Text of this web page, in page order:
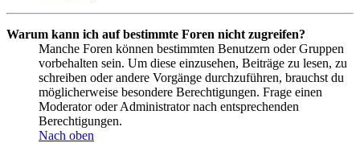
Warum kann ich auf bestimmte Foren nicht zugreifen?
Manche Foren können bestimmten Benutzern oder Gruppen
vorbehalten sein. Um diese einzusehen, Beiträge zu lesen, zu
schreiben oder andere Vorgänge durchzuführen, brauchst du
möglicherweise besondere Berechtigungen. Frage einen
Moderator oder Administrator nach entsprechenden
Berechtigungen.
Nach oben